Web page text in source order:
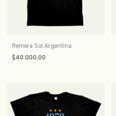
Remera Sol Argentina
$40.000,00